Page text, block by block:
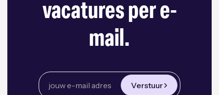
vacatures per e-
mail.
Verstuur